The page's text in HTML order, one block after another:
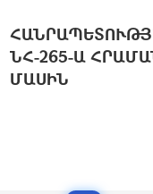
ՆՀ-265-Ա
ՄԱՍԻՆ